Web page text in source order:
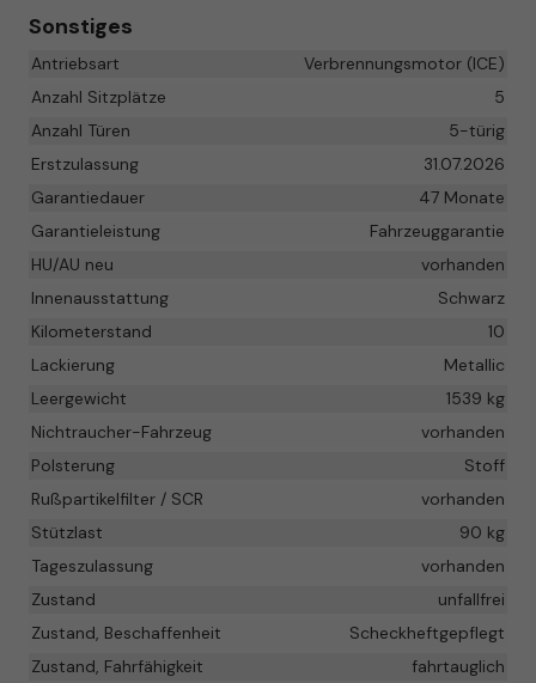
Sonstiges
Antriebsart
Verbrennungsmotor (ICE)
Anzahl Sitzplätze
5
Anzahl Türen
5-türig
Erstzulassung
31.07.2026
Garantiedauer
47 Monate
Garantieleistung
Fahrzeuggarantie
HU/AU neu
vorhanden
Innenausstattung
Schwarz
Kilometerstand
10
Lackierung
Metallic
Leergewicht
1539 kg
Nichtraucher-Fahrzeug
vorhanden
Polsterung
Stoff
Rußpartikelfilter / SCR
vorhanden
Stützlast
90 kg
Tageszulassung
vorhanden
Zustand
unfallfrei
Zustand, Beschaffenheit
Scheckheftgepflegt
Zustand, Fahrfähigkeit
fahrtauglich